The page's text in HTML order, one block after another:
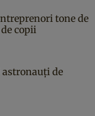
tone de
copii
de